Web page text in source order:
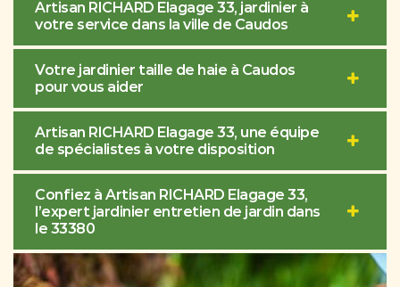
Artisan RICHARD Elagage 33, jardinier à
votre service dans la ville de Caudos
Votre jardinier taille de haie à Caudos
pour vous aider
Artisan RICHARD Elagage 33, une équipe
de spécialistes à votre disposition
Confiez à Artisan RICHARD Elagage 33,
l’expert jardinier entretien de jardin dans
le 33380